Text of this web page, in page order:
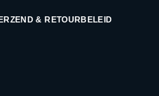
& RETOURBELEID